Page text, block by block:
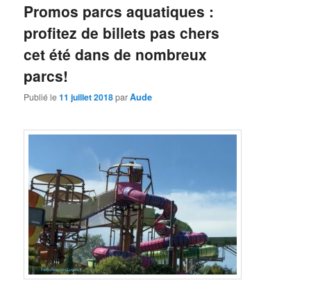
Promos parcs aquatiques :
profitez de billets pas chers
cet été dans de nombreux
parcs!
Publié le11 juillet 2018parAude